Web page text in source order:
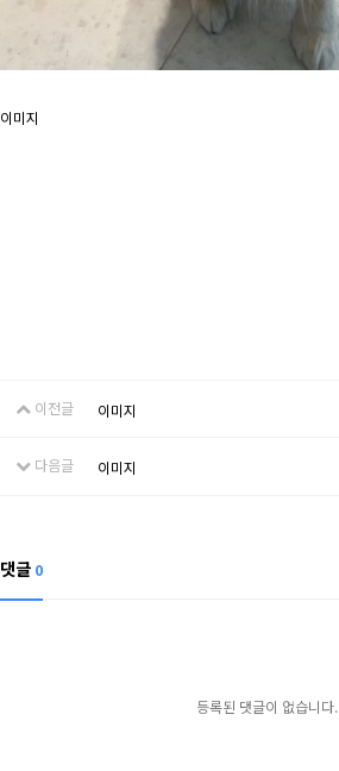
이미지
이전글 이미지
다음글 이미지
댓글 0
등록된 댓글이 없습니다.